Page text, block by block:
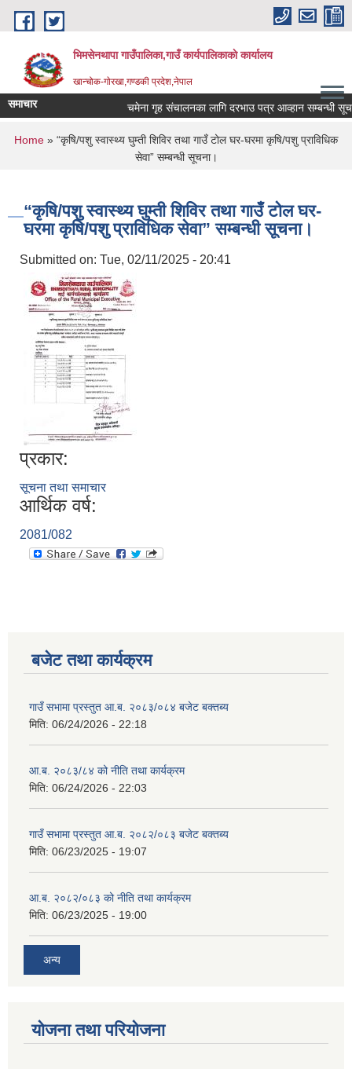
Skip to main content
भिमसेनथापा गाउँपालिका,गाउँ कार्यपालिकाकाे कार्यालय
खान्चोक-गाेरखा,गण्डकी प्रदेश,नेपाल
समाचार चमेना गृह संचालनका लागि दरभाउ पत्र आव्हान सम्बन्धी
You are here
Home » “कृषि/पशु स्वास्थ्य घुम्ती शिविर तथा गाउँ टोल घर-घरमा कृषि/पशु प्राविधिक
सेवा” सम्बन्धी सूचना।
“कृषि/पशु स्वास्थ्य घुम्ती शिविर तथा गाउँ टोल घर-
घरमा कृषि/पशु प्राविधिक सेवा” सम्बन्धी सूचना।
Submitted on: Tue, 02/11/2025 - 20:41
प्रकार:
सूचना तथा समाचार
आर्थिक वर्ष:
2081/082
बजेट तथा कार्यक्रम
गाउँ सभामा प्रस्तुत आ.ब. २०८३/०८४ बजेट बक्तब्य
मिति: 06/24/2026 - 22:18
आ.ब. २०८३/८४ को नीति तथा कार्यक्रम
मिति: 06/24/2026 - 22:03
गाउँ सभामा प्रस्तुत आ.ब. २०८२/०८३ बजेट बक्तब्य
मिति: 06/23/2025 - 19:07
आ.ब. २०८२/०८३ को नीति तथा कार्यक्रम
मिति: 06/23/2025 - 19:00
अन्य
योजना तथा परियोजना